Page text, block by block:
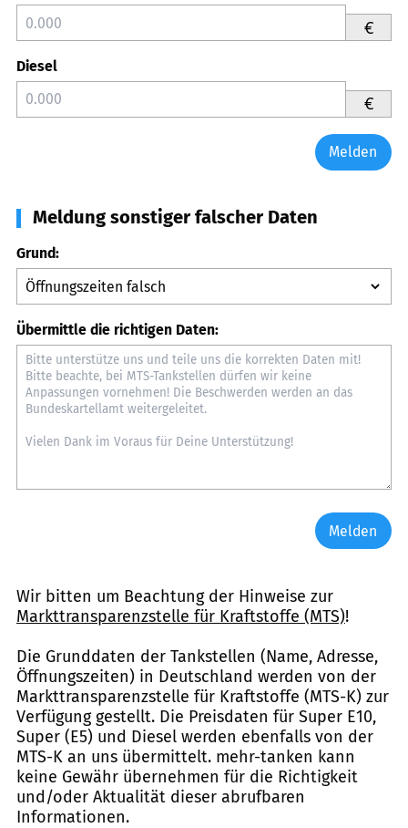
€
Diesel
€
Melden
Meldung sonstiger falscher Daten
Grund:
Übermittle die richtigen Daten:
Melden
Wir bitten um Beachtung der Hinweise zur
Markttransparenzstelle für Kraftstoffe (MTS)!
Die Grunddaten der Tankstellen (Name, Adresse,
Öffnungszeiten) in Deutschland werden von der
Markttransparenzstelle für Kraftstoffe (MTS-K) zur
Verfügung gestellt. Die Preisdaten für Super E10,
Super (E5) und Diesel werden ebenfalls von der
MTS-K an uns übermittelt. mehr-tanken kann
keine Gewähr übernehmen für die Richtigkeit
und/oder Aktualität dieser abrufbaren
Informationen.